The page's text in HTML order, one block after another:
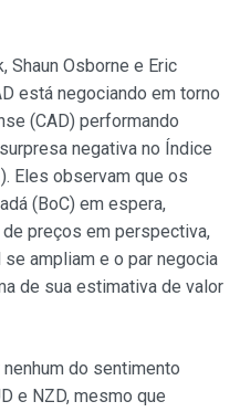
Shaun Osborne e Eric
está negociando em torno
(CAD) performando
negativa no Índice
Eles observam que os
(BoC) em espera,
preços em perspectiva,
ampliam e o par negocia
de sua estimativa de valor
nenhum do sentimento
e NZD, mesmo que